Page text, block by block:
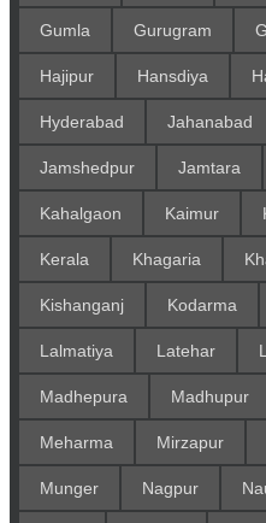
Gumla Gurugram
Hajipur Hansdiya
Hyderabad Jahanabad
Jamshedpur Jamtara
Kahalgaon Kaimur
Kerala Khagaria
Kishanganj Kodarma
Lalmatiya Latehar
Madhepura Madhupur
Meharma Mirzapur
Munger Nagpur